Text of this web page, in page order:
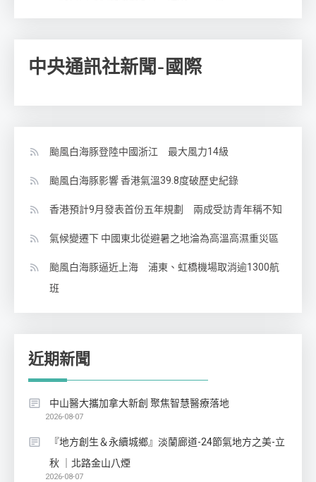
中央通訊社新聞-國際
颱風白海豚登陸中國浙江 最大風力14級
颱風白海豚影響 香港氣溫39.8度破歷史紀錄
香港預計9月發表首份五年規劃 兩成受訪青年稱不知
氣候變遷下 中國東北從避暑之地淪為高溫高濕重災區
颱風白海豚逼近上海 浦東、虹橋機場取消逾1300航
班
近期新聞
中山醫大攜加拿大新創 聚焦智慧醫療落地
2026-08-07
『地方創生＆永續城鄉』淡蘭廊道-24節氣地方之美-立
秋 ｜北路金山八煙
2026-08-07